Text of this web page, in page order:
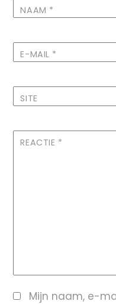
NAAM *
E-MAIL *
SITE
REACTIE *
Mijn naam, e-